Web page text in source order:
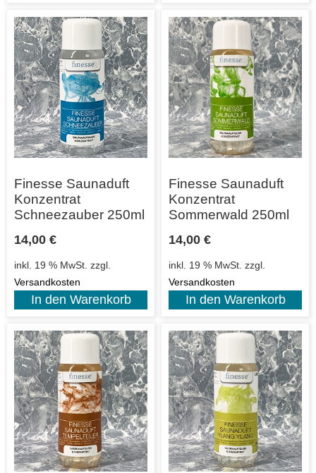
Finesse Saunaduft
Konzentrat
Schneezauber 250ml
14,00 €
inkl. 19 % MwSt. zzgl.
Versandkosten
In den Warenkorb
Finesse Saunaduft
Konzentrat
Sommerwald 250ml
14,00 €
inkl. 19 % MwSt. zzgl.
Versandkosten
In den Warenkorb